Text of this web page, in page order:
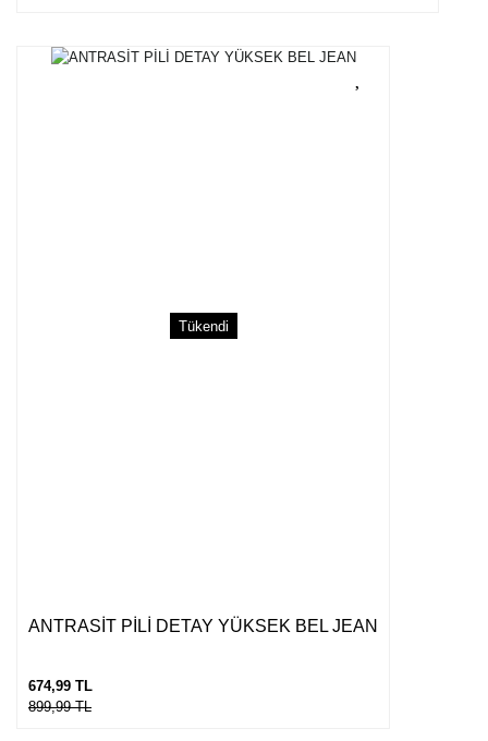
Tükendi
ANTRASİT PİLİ DETAY YÜKSEK BEL JEAN
674,99 TL
899,99 TL